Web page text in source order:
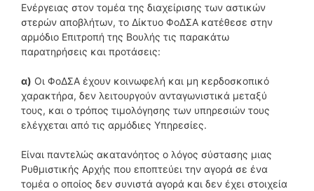
Ενέργειας στον τομέα της διαχείρισης των αστικών
στερών αποβλήτων, το Δίκτυο ΦοΔΣΑ κατέθεσε στην
αρμόδιο Επιτροπή της Βουλής τις παρακάτω
παρατηρήσεις και προτάσεις:
α) Οι ΦοΔΣΑ έχουν κοινωφελή και μη κερδοσκοπικό
χαρακτήρα, δεν λειτουργούν ανταγωνιστικά μεταξύ
τους, και ο τρόπος τιμολόγησης των υπηρεσιών τους
ελέγχεται από τις αρμόδιες Υπηρεσίες.
Είναι παντελώς ακατανόητος ο λόγος σύστασης μιας
Ρυθμιστικής Αρχής που εποπτεύει την αγορά σε ένα
τομέα ο οποίος δεν συνιστά αγορά και δεν έχει στοιχεία